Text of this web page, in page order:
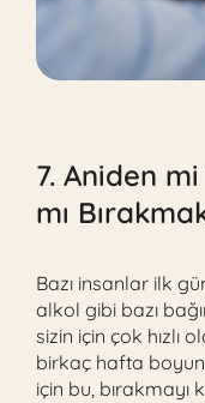
7. Aniden
mı
Bazı insanlar ilk
alkol gibi bazı
sizin için çok hızlı
birkaç hafta
için bu, bırakmayı